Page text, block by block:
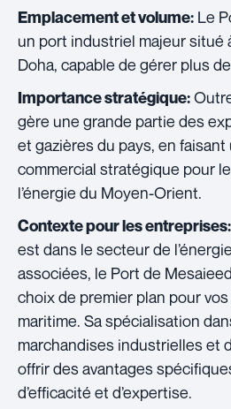
Emplacement et volume: Le
un port industriel majeur situé
Doha, capable de gérer plus de
Importance stratégique:
gère une grande partie des
et gazières du pays, en
commercial stratégique pour
l’énergie du Moyen-Orient.
Contexte pour les entreprises:
est dans le secteur de
associées, le Port de
choix de premier plan pour
maritime. Sa spécialisation
marchandises industrielles et
offrir des avantages
d’efficacité et d’expertise.